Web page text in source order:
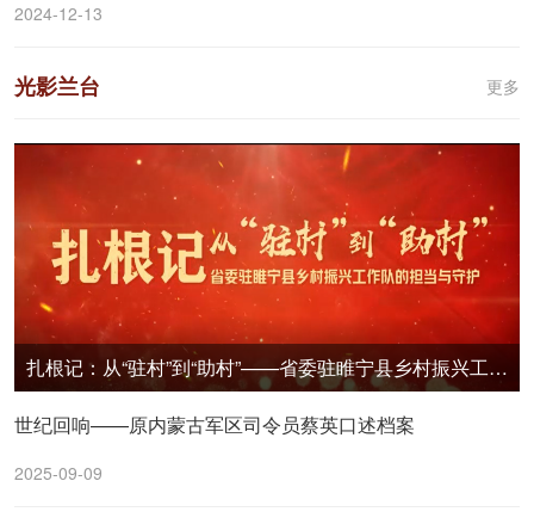
2024-12-13
光影兰台 更多
扎根记：从“驻村”到“助村”——省委驻睢宁县乡村振兴工作队的担当与守护
世纪回响——原内蒙古军区司令员蔡英口述档案
2025-09-09